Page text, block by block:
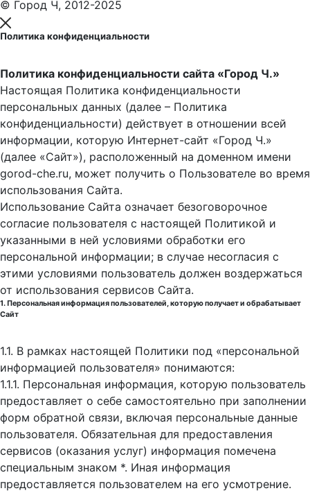
© Город Ч, 2012-2025
Политика конфиденциальности
Политика конфиденциальности сайта «Город Ч.»
Настоящая Политика конфиденциальности
персональных данных (далее – Политика
конфиденциальности) действует в отношении всей
информации, которую Интернет-сайт «Город Ч.»
(далее «Сайт»), расположенный на доменном имени
gorod-che.ru, может получить о Пользователе во время
использования Cайта.
Использование Сайта означает безоговорочное
согласие пользователя с настоящей Политикой и
указанными в ней условиями обработки его
персональной информации; в случае несогласия с
этими условиями пользователь должен воздержаться
от использования сервисов Сайта.
1. Персональная информация пользователей, которую получает и обрабатывает
Сайт
1.1. В рамках настоящей Политики под «персональной
информацией пользователя» понимаются:
1.1.1. Персональная информация, которую пользователь
предоставляет о себе самостоятельно при заполнении
форм обратной связи, включая персональные данные
пользователя. Обязательная для предоставления
сервисов (оказания услуг) информация помечена
специальным знаком *. Иная информация
предоставляется пользователем на его усмотрение.